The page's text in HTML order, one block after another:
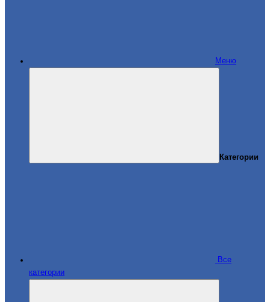
Меню
Категории
Все
категории